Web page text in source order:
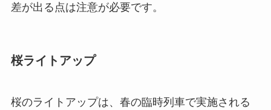
差が出る点は注意が必要です。
桜ライトアップ
桜のライトアップは、春の臨時列車で実施される